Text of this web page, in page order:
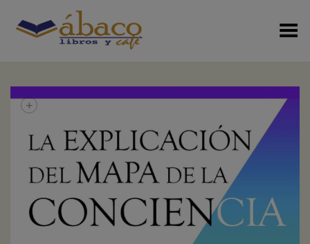
Menú Alterno
+